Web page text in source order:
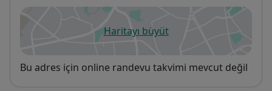
Haritayı büyütyeni bir sekmede açılır
Uygunluk
Bu adres için online randevu takvimi mevcut değil